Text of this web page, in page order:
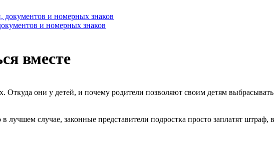
и номерных знаков
вместе
Откуда они у детей, и почему родители позволяют своим детям выбрасывать
случае, законные представители подростка просто заплатят штраф, в